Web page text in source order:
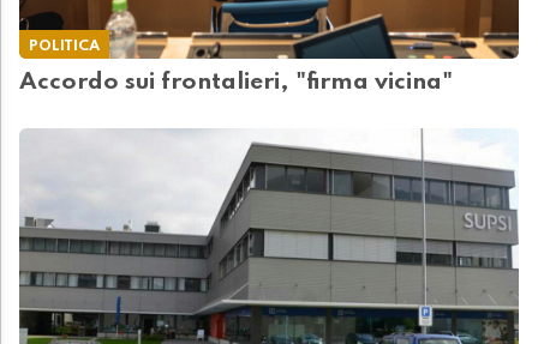
POLITICA
Accordo sui frontalieri, "firma vicina"